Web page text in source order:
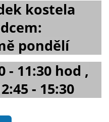
kostela
pondělí
- 11:30 hod ,
- 15:30